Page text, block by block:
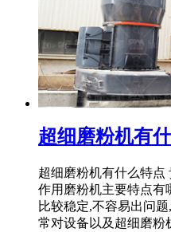
超细磨粉机有
超细磨粉机有什么特点
作用磨粉机主要特点有
比较稳定,不容易出问
常对设备以及超细磨粉